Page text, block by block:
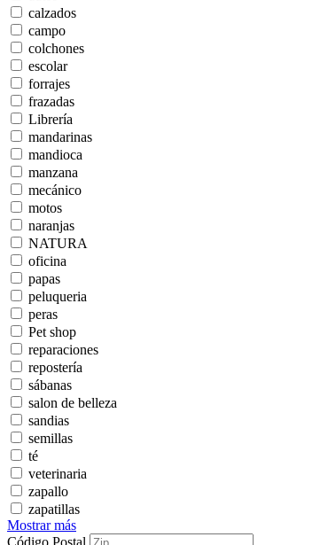
calzados
campo
colchones
escolar
forrajes
frazadas
Librería
mandarinas
mandioca
manzana
mecánico
motos
naranjas
NATURA
oficina
papas
peluqueria
peras
Pet shop
reparaciones
repostería
sábanas
salon de belleza
sandias
semillas
té
veterinaria
zapallo
zapatillas
Mostrar más
Código Postal